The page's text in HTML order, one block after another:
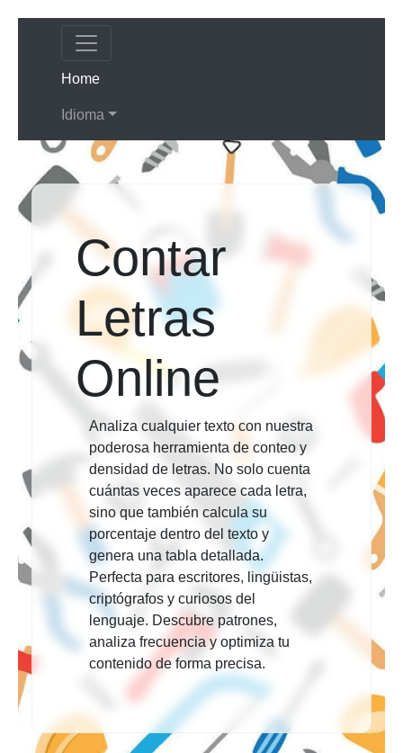
Home(current)
Idioma
Contar
Letras
Online
Analiza cualquier texto con nuestra
poderosa herramienta de conteo y
densidad de letras. No solo cuenta
cuántas veces aparece cada letra,
sino que también calcula su
porcentaje dentro del texto y
genera una tabla detallada.
Perfecta para escritores, lingüistas,
criptógrafos y curiosos del
lenguaje. Descubre patrones,
analiza frecuencia y optimiza tu
contenido de forma precisa.